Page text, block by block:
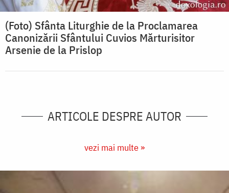
(Foto) Sfânta Liturghie de la Proclamarea
Canonizării Sfântului Cuvios Mărturisitor
Arsenie de la Prislop
ARTICOLE DESPRE AUTOR
vezi mai multe »